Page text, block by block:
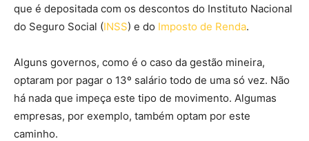
que é depositada com os descontos do Instituto Nacional
do Seguro Social (INSS) e do Imposto de Renda.
Alguns governos, como é o caso da gestão mineira,
optaram por pagar o 13º salário todo de uma só vez. Não
há nada que impeça este tipo de movimento. Algumas
empresas, por exemplo, também optam por este
caminho.